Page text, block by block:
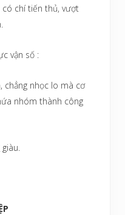
có chí tiến thủ, vượt
vận số :
chẳng nhọc lo mà cơ
nhóm thành công